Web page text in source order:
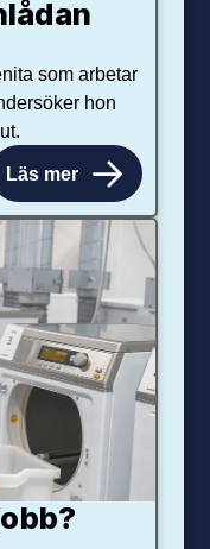
som arbetar
hon
Läs mer